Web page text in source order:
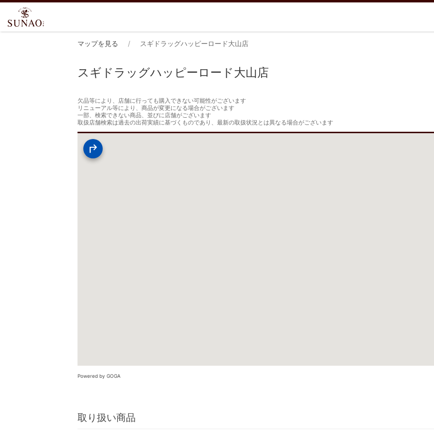
マップを見る スギドラッグハッピーロード大山店
スギドラッグハッピーロード大山店
欠品等により、店舗に行っても購入できない可能性がございます
リニューアル等により、商品が変更になる場合がございます
一部、検索できない商品、並びに店舗がございます
取扱店舗検索は過去の出荷実績に基づくものであり、最新の取扱状況とは異なる場合がございます
Powered by GOGA
取り扱い商品